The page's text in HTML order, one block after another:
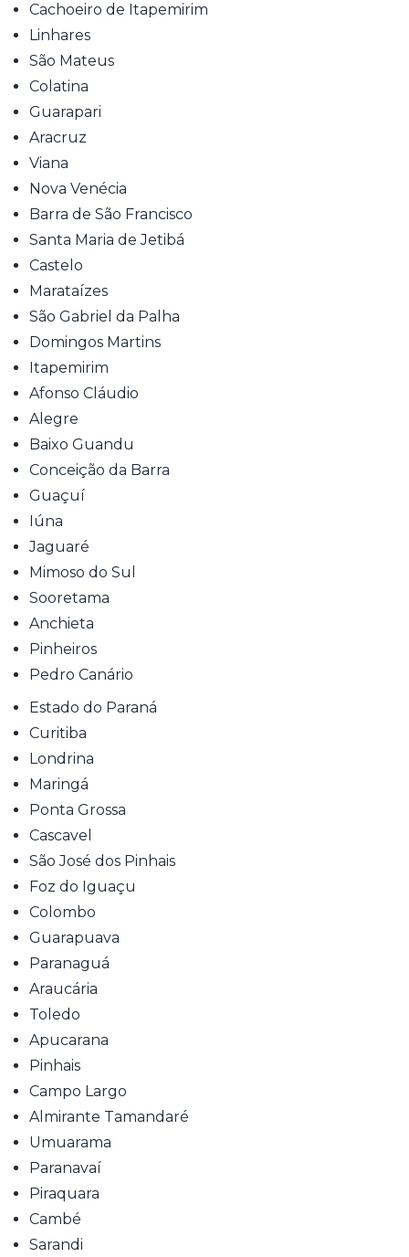
Cachoeiro de Itapemirim
Linhares
São Mateus
Colatina
Guarapari
Aracruz
Viana
Nova Venécia
Barra de São Francisco
Santa Maria de Jetibá
Castelo
Marataízes
São Gabriel da Palha
Domingos Martins
Itapemirim
Afonso Cláudio
Alegre
Baixo Guandu
Conceição da Barra
Guaçuí
Iúna
Jaguaré
Mimoso do Sul
Sooretama
Anchieta
Pinheiros
Pedro Canário
Estado do Paraná
Curitiba
Londrina
Maringá
Ponta Grossa
Cascavel
São José dos Pinhais
Foz do Iguaçu
Colombo
Guarapuava
Paranaguá
Araucária
Toledo
Apucarana
Pinhais
Campo Largo
Almirante Tamandaré
Umuarama
Paranavaí
Piraquara
Cambé
Sarandi